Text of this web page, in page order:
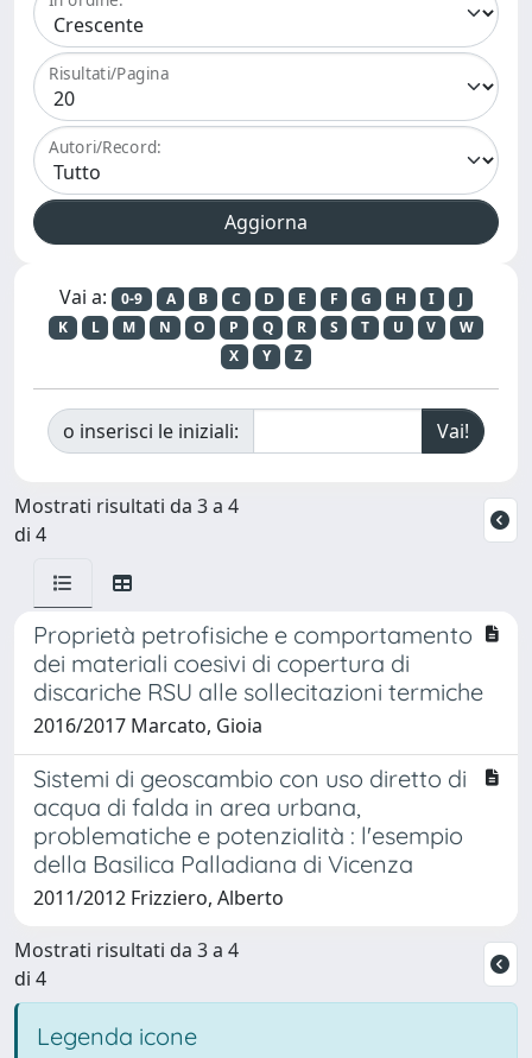
Risultati/Pagina
Autori/Record:
Vai a: 0-9 A B C D E F G H I
J
K
L M N O P Q R S T U V
W
X
Y Z
o inserisci le iniziali:
Mostrati risultati da 3 a 4
di 4
Proprietà petrofisiche e comportamento
dei materiali coesivi di copertura di
discariche RSU alle sollecitazioni termiche
2016/2017 Marcato, Gioia
Sistemi di geoscambio con uso diretto di
acqua di falda in area urbana,
problematiche e potenzialità : l'esempio
della Basilica Palladiana di Vicenza
2011/2012 Frizziero, Alberto
Mostrati risultati da 3 a 4
di 4
Legenda icone